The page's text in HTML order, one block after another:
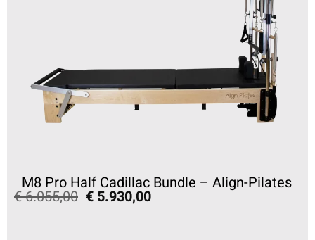
M8 Pro Half Cadillac Bundle – Align-Pilates
€6.055,00 € 5.930,00